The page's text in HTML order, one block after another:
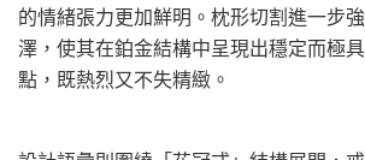
的情緒張力更加鮮明。枕形切割進一步
澤，使其在鉑金結構中呈現出穩定而極
點，既熱烈又不失精緻。